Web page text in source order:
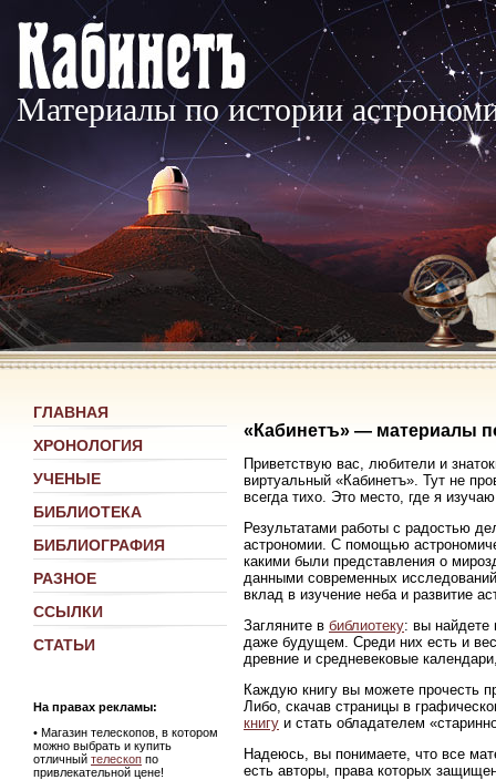
Материалы по истории
ГЛАВНАЯ
ХРОНОЛОГИЯ
УЧЕНЫЕ
БИБЛИОТЕКА
БИБЛИОГРАФИЯ
РАЗНОЕ
ССЫЛКИ
СТАТЬИ
На правах рекламы:
• Магазин телескопов, в котором
можно выбрать и купить
отличный телескоп по
привлекательной цене!
«Кабинетъ» — материалы
Приветствую вас, любители и
виртуальный «Кабинетъ». Тут не
всегда тихо. Это место, где я
Результатами работы с радостью
астрономии. С помощью
какими были представления о
данными современных
вклад в изучение неба и развитие
Загляните в библиотеку: вы найдете
даже будущем. Среди них есть и
древние и средневековые
Каждую книгу вы можете прочесть
Либо, скачав страницы в
книгу и стать обладателем
Надеюсь, вы понимаете, что все
есть авторы, права которых